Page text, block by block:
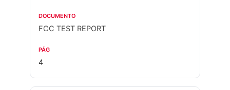
FCC TEST REPORT
4